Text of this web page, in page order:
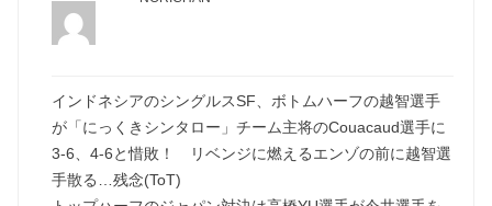
インドネシアのシングルスSF、ボトムハーフの越智選手
が「にっくきシンタロー」チーム主将のCouacaud選手に
3-6、4-6と惜敗！ リベンジに燃えるエンゾの前に越智選
手散る…残念(ToT)